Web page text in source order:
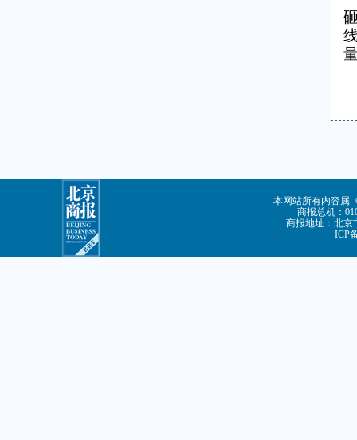
本网站所有内容属
商报总机：
商报地址：北京
ICP